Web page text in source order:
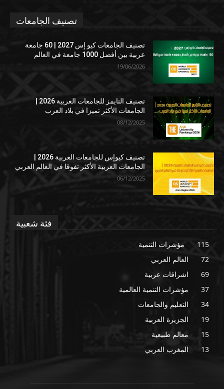
تصنيف الجامعات
تصنيف الجامعات كيو إس 2027 | 60 جامعة
عربية بين أفضل 1000 جامعة في العالم
19/06/2026
الجامعات الأكثر تميزا في بلاد العرب
08/12/2025
الجامعات العربية الأكثر تفوقا في العالم العربي
06/12/2025
فئة شعبية
مؤشرات التنمية
115
العالم العربي
72
اشراقات عربية
69
مؤشرات التنمية العالمية
37
التعليم والجامعات
34
الجزيرة العربية
19
معالم طبيعية
15
المغرب العربي
13